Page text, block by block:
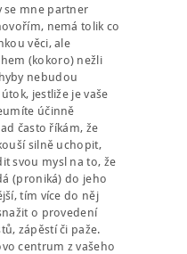
se mne partner
nemá tolik co
věci, ale
(kokoro) nežli
nebudou
jestliže je vaše
účinně
často říkám, že
silně uchopit,
svou mysl na to, že
(proniká) do jeho
tím více do něj
o provedení
zápěstí či paže.
centrum z vašeho